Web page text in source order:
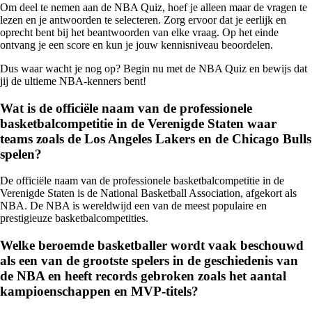
Om deel te nemen aan de NBA Quiz, hoef je alleen maar de vragen te
lezen en je antwoorden te selecteren. Zorg ervoor dat je eerlijk en
oprecht bent bij het beantwoorden van elke vraag. Op het einde
ontvang je een score en kun je jouw kennisniveau beoordelen.
Dus waar wacht je nog op? Begin nu met de NBA Quiz en bewijs dat
jij de ultieme NBA-kenners bent!
Wat is de officiële naam van de professionele
basketbalcompetitie in de Verenigde Staten waar
teams zoals de Los Angeles Lakers en de Chicago Bulls
spelen?
De officiële naam van de professionele basketbalcompetitie in de
Verenigde Staten is de National Basketball Association, afgekort als
NBA. De NBA is wereldwijd een van de meest populaire en
prestigieuze basketbalcompetities.
Welke beroemde basketballer wordt vaak beschouwd
als een van de grootste spelers in de geschiedenis van
de NBA en heeft records gebroken zoals het aantal
kampioenschappen en MVP-titels?